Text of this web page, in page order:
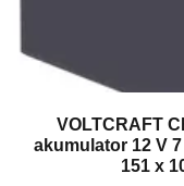
VOLTCRAFT
akumulator 12 V
151 x